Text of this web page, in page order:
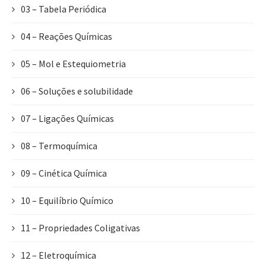
03 – Tabela Periódica
04 – Reações Químicas
05 – Mol e Estequiometria
06 – Soluções e solubilidade
07 – Ligações Químicas
08 – Termoquímica
09 – Cinética Química
10 – Equilíbrio Químico
11 – Propriedades Coligativas
12 – Eletroquímica